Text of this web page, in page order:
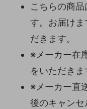
こちらの商
す。お届けま
だきます。
※メーカー在
をいただきま
※メーカー直
後のキャンセ